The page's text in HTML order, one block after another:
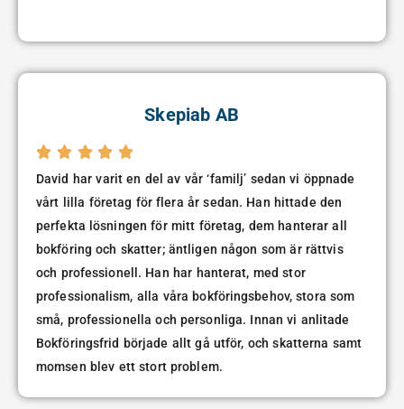
Skepiab AB
    
David har varit en del av vår ‘familj’ sedan vi öppnade
vårt lilla företag för flera år sedan. Han hittade den
perfekta lösningen för mitt företag, dem hanterar all
bokföring och skatter; äntligen någon som är rättvis
och professionell. Han har hanterat, med stor
professionalism, alla våra bokföringsbehov, stora som
små, professionella och personliga. Innan vi anlitade
Bokföringsfrid började allt gå utför, och skatterna samt
momsen blev ett stort problem.